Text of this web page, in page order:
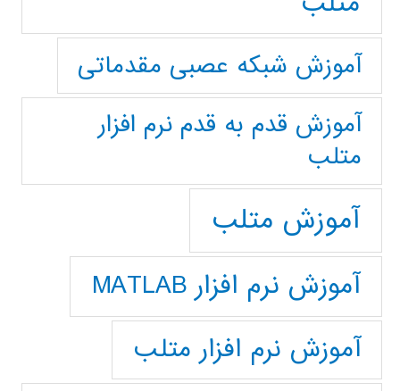
آموزش شبکه عصبی مقدماتی
آموزش قدم به قدم نرم افزار
متلب
آموزش متلب
آموزش نرم افزار MATLAB
آموزش نرم افزار متلب